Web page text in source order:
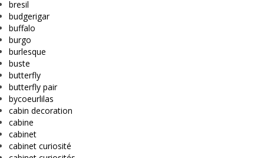
bresil
budgerigar
buffalo
burgo
burlesque
buste
butterfly
butterfly pair
bycoeurlilas
cabin decoration
cabine
cabinet
cabinet curiosité